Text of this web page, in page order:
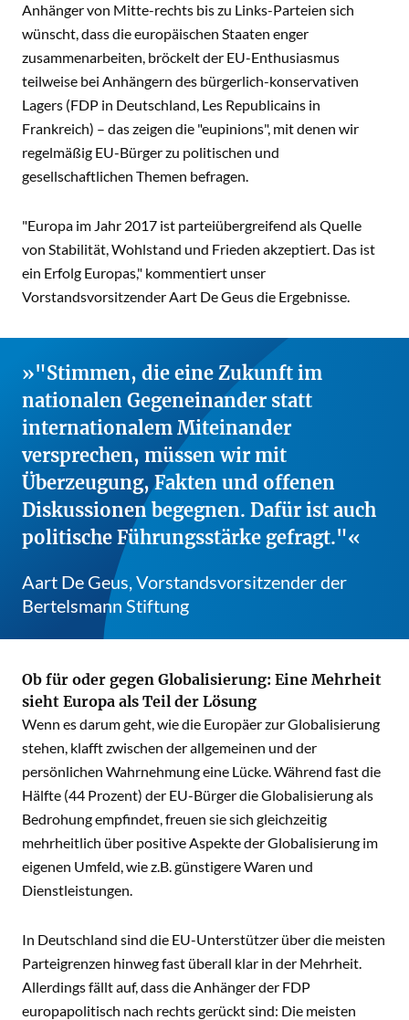
Anhänger von Mitte-rechts bis zu Links-Parteien sich
wünscht, dass die europäischen Staaten enger
zusammenarbeiten, bröckelt der EU-Enthusiasmus
teilweise bei Anhängern des bürgerlich-konservativen
Lagers (FDP in Deutschland, Les Republicains in
Frankreich) – das zeigen die "eupinions", mit denen wir
regelmäßig EU-Bürger zu politischen und
gesellschaftlichen Themen befragen.
"Europa im Jahr 2017 ist parteiübergreifend als Quelle
von Stabilität, Wohlstand und Frieden akzeptiert. Das ist
ein Erfolg Europas," kommentiert unser
Vorstandsvorsitzender Aart De Geus die Ergebnisse.
"Stimmen, die eine Zukunft im
nationalen Gegeneinander statt
internationalem Miteinander
versprechen, müssen wir mit
Überzeugung, Fakten und offenen
Diskussionen begegnen. Dafür ist auch
politische Führungsstärke gefragt."
Aart De Geus, Vorstandsvorsitzender der
Bertelsmann Stiftung
Ob für oder gegen Globalisierung: Eine Mehrheit
sieht Europa als Teil der Lösung
Wenn es darum geht, wie die Europäer zur Globalisierung
stehen, klafft zwischen der allgemeinen und der
persönlichen Wahrnehmung eine Lücke. Während fast die
Hälfte (44 Prozent) der EU-Bürger die Globalisierung als
Bedrohung empfindet, freuen sie sich gleichzeitig
mehrheitlich über positive Aspekte der Globalisierung im
eigenen Umfeld, wie z.B. günstigere Waren und
Dienstleistungen.
In Deutschland sind die EU-Unterstützer über die meisten
Parteigrenzen hinweg fast überall klar in der Mehrheit.
Allerdings fällt auf, dass die Anhänger der FDP
europapolitisch nach rechts gerückt sind: Die meisten